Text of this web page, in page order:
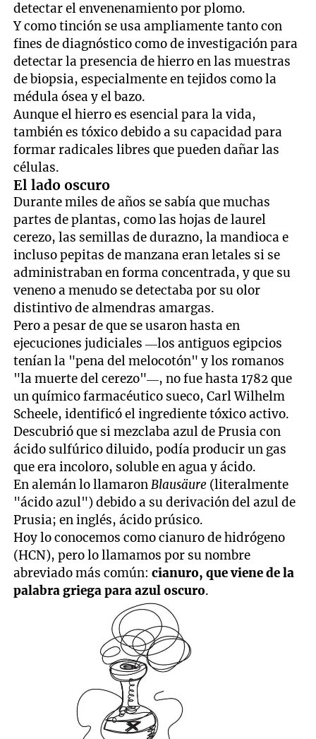
detectar el envenenamiento por plomo.
Y como tinción se usa ampliamente tanto con
fines de diagnóstico como de investigación para
detectar la presencia de hierro en las muestras
de biopsia, especialmente en tejidos como la
médula ósea y el bazo.
Aunque el hierro es esencial para la vida,
también es tóxico debido a su capacidad para
formar radicales libres que pueden dañar las
células.
El lado oscuro
Durante miles de años se sabía que muchas
partes de plantas, como las hojas de laurel
cerezo, las semillas de durazno, la mandioca e
incluso pepitas de manzana eran letales si se
administraban en forma concentrada, y que su
veneno a menudo se detectaba por su olor
distintivo de almendras amargas.
Pero a pesar de que se usaron hasta en
ejecuciones judiciales —los antiguos egipcios
tenían la "pena del melocotón" y los romanos
"la muerte del cerezo"—, no fue hasta 1782 que
un químico farmacéutico sueco, Carl Wilhelm
Scheele, identificó el ingrediente tóxico activo.
Descubrió que si mezclaba azul de Prusia con
ácido sulfúrico diluido, podía producir un gas
que era incoloro, soluble en agua y ácido.
En alemán lo llamaronBlausäure (literalmente
"ácido azul") debido a su derivación del azul de
Prusia; en inglés, ácido prúsico.
Hoy lo conocemos como cianuro de hidrógeno
(HCN), pero lo llamamos por su nombre
abreviado más común:cianuro, que viene de la
palabra griega para azul oscuro.